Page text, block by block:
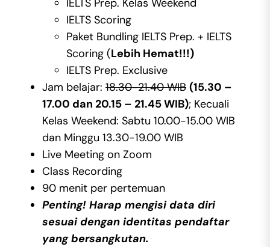
IELTS Scoring
Paket Bundling IELTS Prep. + IELTS
Scoring (Lebih Hemat!!!)
IELTS Prep. Exclusive
Jam belajar: 18.30-21.40 WIB (15.30 –
17.00 dan 20.15 – 21.45 WIB); Kecuali
Kelas Weekend: Sabtu 10.00-15.00 WIB
dan Minggu 13.30-19.00 WIB
Live Meeting on Zoom
Class Recording
90 menit per pertemuan
Penting! Harap mengisi data diri
sesuai dengan identitas pendaftar
yang bersangkutan.